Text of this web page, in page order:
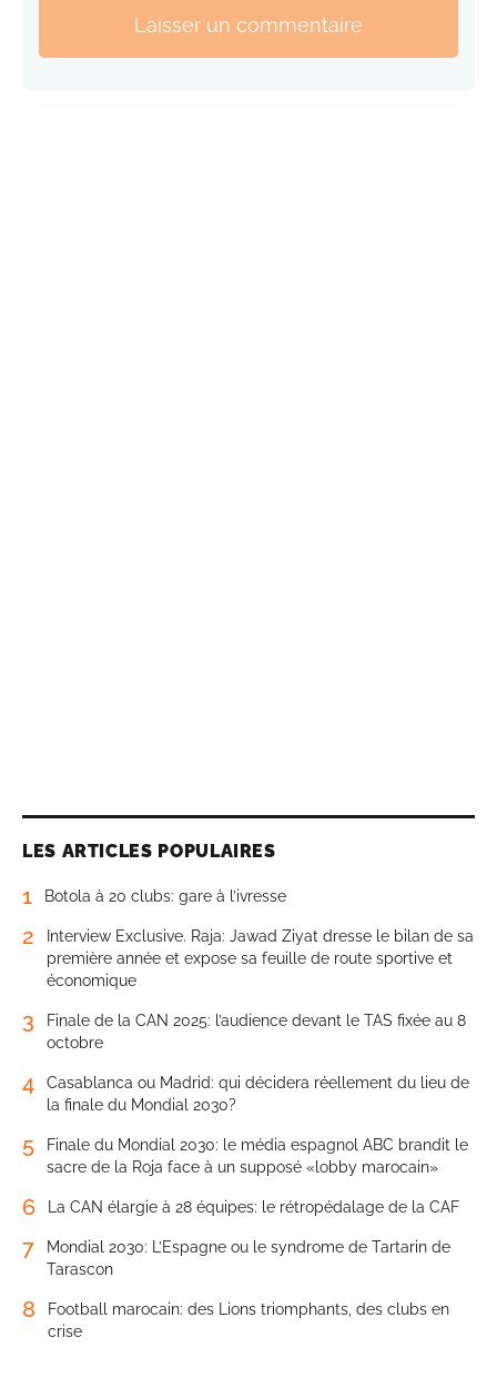
Laisser un commentaire
LES ARTICLES POPULAIRES
1 Botola à 20 clubs: gare à l’ivresse
2
Interview Exclusive. Raja: Jawad Ziyat dresse le bilan de sa
première année et expose sa feuille de route sportive et
économique
3
Finale de la CAN 2025: l’audience devant le TAS fixée au 8
octobre
4
Casablanca ou Madrid: qui décidera réellement du lieu de
la finale du Mondial 2030?
5
Finale du Mondial 2030: le média espagnol ABC brandit le
sacre de la Roja face à un supposé «lobby marocain»
6 La CAN élargie à 28 équipes: le rétropédalage de la CAF
7
Mondial 2030: L’Espagne ou le syndrome de Tartarin de
Tarascon
8
Football marocain: des Lions triomphants, des clubs en
crise